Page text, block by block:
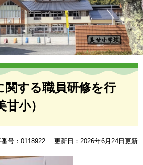
関する職員研修を行
小）
号：0118922 更新日：2026年6月24日更新